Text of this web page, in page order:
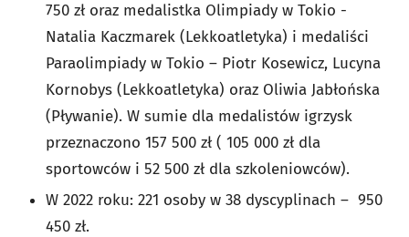
750 zł oraz medalistka Olimpiady w Tokio -
Natalia Kaczmarek (Lekkoatletyka) i medaliści
Paraolimpiady w Tokio – Piotr Kosewicz, Lucyna
Kornobys (Lekkoatletyka) oraz Oliwia Jabłońska
(Pływanie). W sumie dla medalistów igrzysk
przeznaczono 157 500 zł ( 105 000 zł dla
sportowców i 52 500 zł dla szkoleniowców).
W 2022 roku: 221 osoby w 38 dyscyplinach – 950
450 zł.